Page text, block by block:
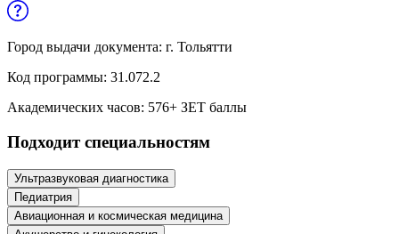
Образование и педагогические науки
Социология и социальная работа
и служащих
История и археология
Психологические науки
Город выдачи документа: г. Тольятти
Код программы: 31.072.2
Академических часов: 576+ ЗЕТ баллы
Подходит специальностям
Ультразвуковая диагностика
Педиатрия
Авиационная и космическая медицина